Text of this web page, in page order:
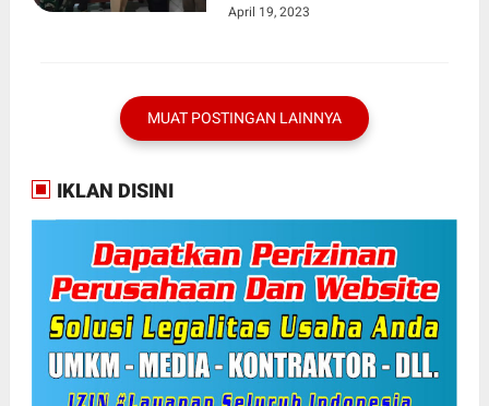
Desa Cihideung Udik.
April 19, 2023
MUAT POSTINGAN LAINNYA
IKLAN DISINI